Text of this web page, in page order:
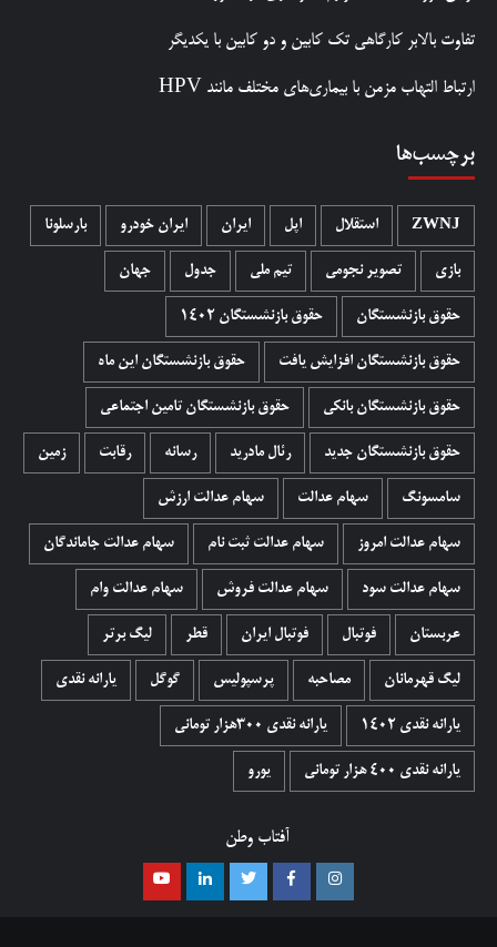
تفاوت بالابر کارگاهی تک کابین و دو کابین با یکدیگر
ارتباط التهاب مزمن با بیماری‌های مختلف مانند HPV
برچسب‌ها
ZWNJ استقلال اپل ایران ایران خودرو بارسلونا
بازی تصویر نجومی تیم ملی جدول جهان
حقوق بازنشستگان حقوق بازنشستگان 1402
حقوق بازنشستگان افزایش یافت حقوق بازنشستگان این ماه
حقوق بازنشستگان بانکی حقوق بازنشستگان تامین اجتماعی
حقوق بازنشستگان جدید رئال مادرید رسانه رقابت زمین
سامسونگ سهام عدالت سهام عدالت ارزش
سهام عدالت امروز سهام عدالت ثبت نام سهام عدالت جاماندگان
سهام عدالت سود سهام عدالت فروش سهام عدالت وام
عربستان فوتبال فوتبال ایران قطر لیگ برتر
لیگ قهرمانان مصاحبه پرسپولیس گوگل یارانه نقدی
یارانه نقدی 1402 یارانه نقدی ۳۰۰هزار تومانی
یارانه نقدی ۴۰۰ هزار تومانی یورو
آفتاب وطن
اینستاگرام فیسبوک توییتر لینکدین یوتیوب